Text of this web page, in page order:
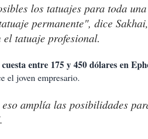
los tatuajes para toda
permanente", dice
el tatuaje profesional.
cuesta entre 175 y 450 dólares en
el joven empresario.
amplía las posibilidades